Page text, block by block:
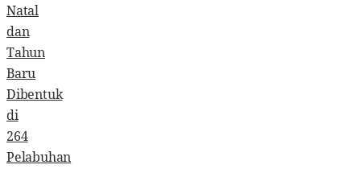
Natal
dan
Tahun
Baru
Dibentuk
di
264
Pelabuhan